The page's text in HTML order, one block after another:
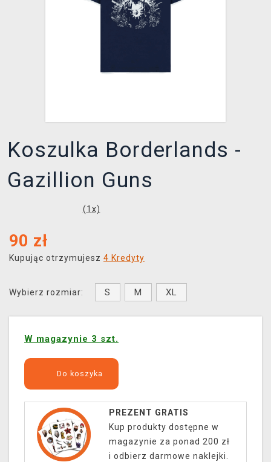
Koszulka Borderlands -
Gazillion Guns
(1 x)
90 zł
Kupując otrzymujesz 4 Kredyty
Wybierz rozmiar: S M XL
W magazynie 3 szt.
Do koszyka
PREZENT GRATIS
Kup produkty dostępne w
magazynie za ponad 200 zł
i odbierz darmowe naklejki.